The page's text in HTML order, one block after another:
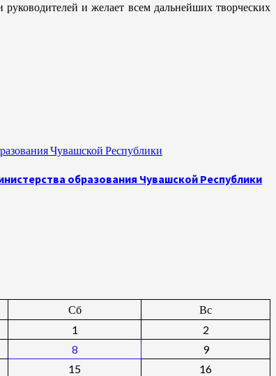
и желает всем дальнейших творческих
Чувашской Республики
образования Чувашской Республики
Сб
Вс
1
2
8
9
15
16